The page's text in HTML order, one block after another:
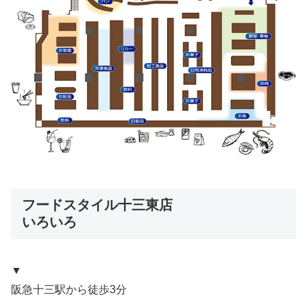
フードスタイル十三東店
いろいろ
▼
阪急十三駅から徒歩3分